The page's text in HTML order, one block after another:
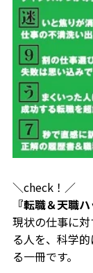
＼check！／
『転職＆天職
現状の仕事に
る人を、科学
る一冊です。